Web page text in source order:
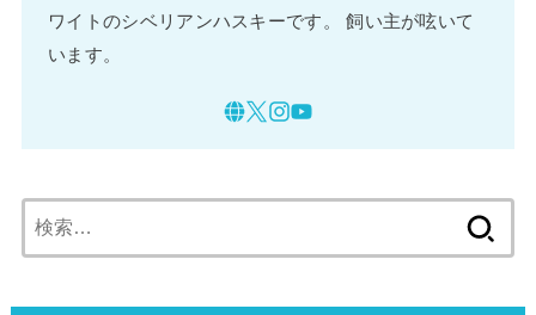
ワイトのシベリアンハスキーです。 飼い主が呟いて
います。
索: